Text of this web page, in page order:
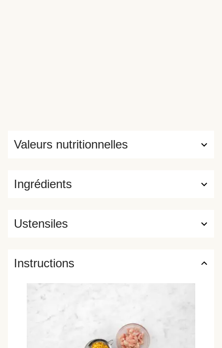
Ingrédients
Valeurs nutritionnelles
Ustensiles
Instructions